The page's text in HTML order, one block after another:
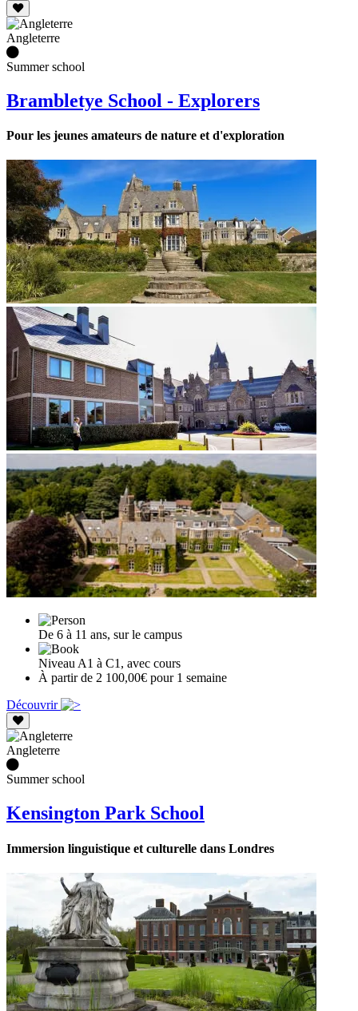
Angleterre
Summer school
Brambletye School - Explorers
Pour les jeunes amateurs de nature et d'exploration
De 6 à 11 ans, sur le campus
Niveau A1 à C1, avec cours
À partir de 2 100,00€ pour 1 semaine
Découvrir
Angleterre
Summer school
Kensington Park School
Immersion linguistique et culturelle dans Londres